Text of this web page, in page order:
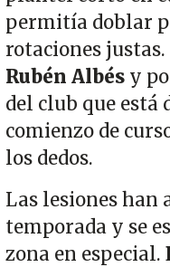
permitía doblar
rotaciones
Rubén Albés y
del club que está
comienzo de
los dedos.
Las lesiones han
temporada y se
zona en especial.